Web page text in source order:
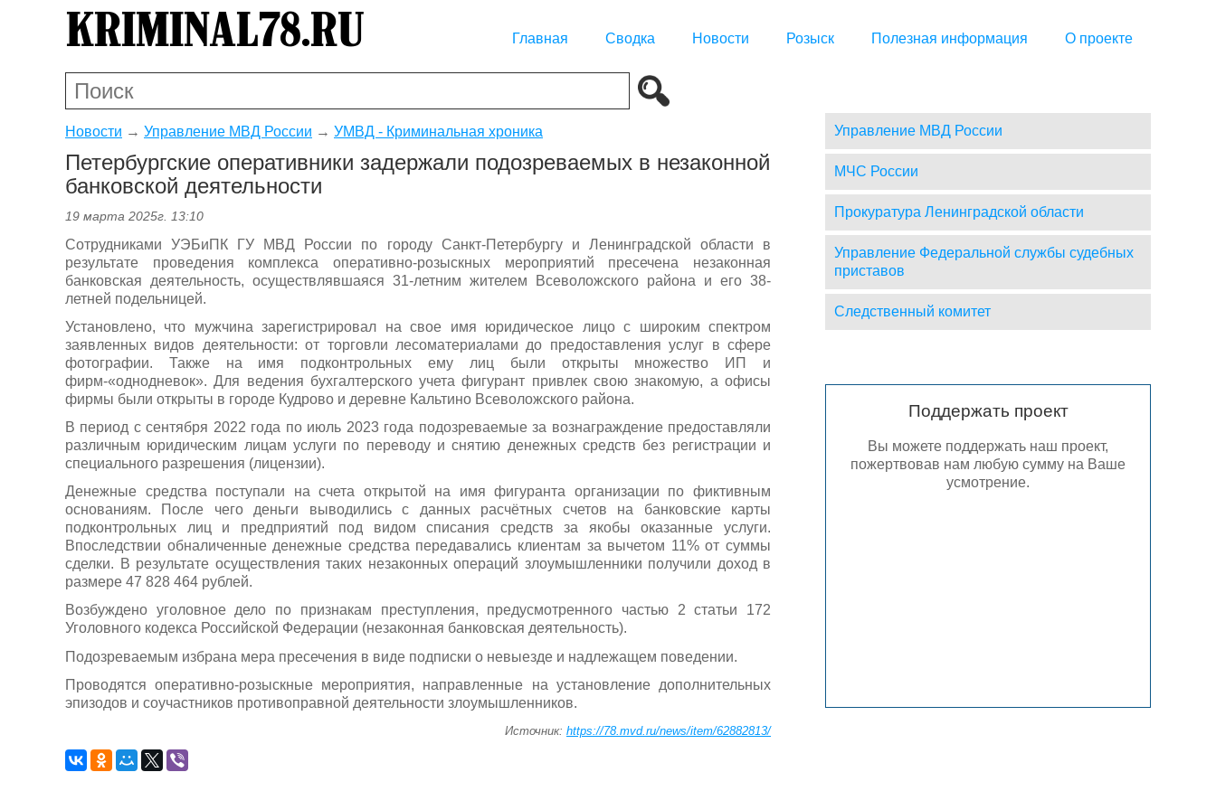
Главная Сводка Новости Розыск Полезная информация О проекте
Новости → Управление МВД России → УМВД - Криминальная хроника
Петербургские оперативники задержали подозреваемых в незаконной
банковской деятельности
19 марта 2025г. 13:10
Сотрудниками УЭБиПК ГУ МВД России по городу Санкт-Петербургу и Ленинградской области в
результате проведения комплекса оперативно-розыскных мероприятий пресечена незаконная
банковская деятельность, осуществлявшаяся 31-летним жителем Всеволожского района и его 38-
летней подельницей.
Установлено, что мужчина зарегистрировал на свое имя юридическое лицо с широким спектром
заявленных видов деятельности: от торговли лесоматериалами до предоставления услуг в сфере
фотографии. Также на имя подконтрольных ему лиц были открыты множество ИП и
фирм-«однодневок». Для ведения бухгалтерского учета фигурант привлек свою знакомую, а офисы
фирмы были открыты в городе Кудрово и деревне Кальтино Всеволожского района.
В период с сентября 2022 года по июль 2023 года подозреваемые за вознаграждение предоставляли
различным юридическим лицам услуги по переводу и снятию денежных средств без регистрации и
специального разрешения (лицензии).
Денежные средства поступали на счета открытой на имя фигуранта организации по фиктивным
основаниям. После чего деньги выводились с данных расчётных счетов на банковские карты
подконтрольных лиц и предприятий под видом списания средств за якобы оказанные услуги.
Впоследствии обналиченные денежные средства передавались клиентам за вычетом 11% от суммы
сделки. В результате осуществления таких незаконных операций злоумышленники получили доход в
размере 47 828 464 рублей.
Возбуждено уголовное дело по признакам преступления, предусмотренного частью 2 статьи 172
Уголовного кодекса Российской Федерации (незаконная банковская деятельность).
Подозреваемым избрана мера пресечения в виде подписки о невыезде и надлежащем поведении.
Проводятся оперативно-розыскные мероприятия, направленные на установление дополнительных
эпизодов и соучастников противоправной деятельности злоумышленников.
Источник: https://78.mvd.ru/news/item/62882813/
Управление МВД России
МЧС России
Прокуратура Ленинградской области
Управление Федеральной службы судебных
приставов
Следственный комитет
Поддержать проект
Вы можете поддержать наш проект,
пожертвовав нам любую сумму на Ваше
усмотрение.